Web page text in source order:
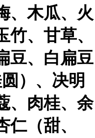
、木瓜、火
、甘草、
豆、白扁豆
）、决明
、肉桂、余
（甜、